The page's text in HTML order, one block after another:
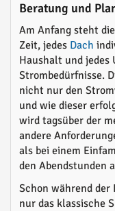
Beratung und
Am Anfang steht
Zeit, jedes Dach
Haushalt und jedes
Strombedürfnisse.
nicht nur den
und wie dieser
wird tagsüber der
andere
als bei einem
den Abendstunden
Schon während
nur das klassische